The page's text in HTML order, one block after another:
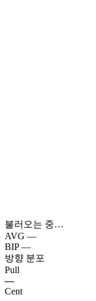
불러오는 중…
AVG —
BIP —
방향 분포
Pull
—
Cent